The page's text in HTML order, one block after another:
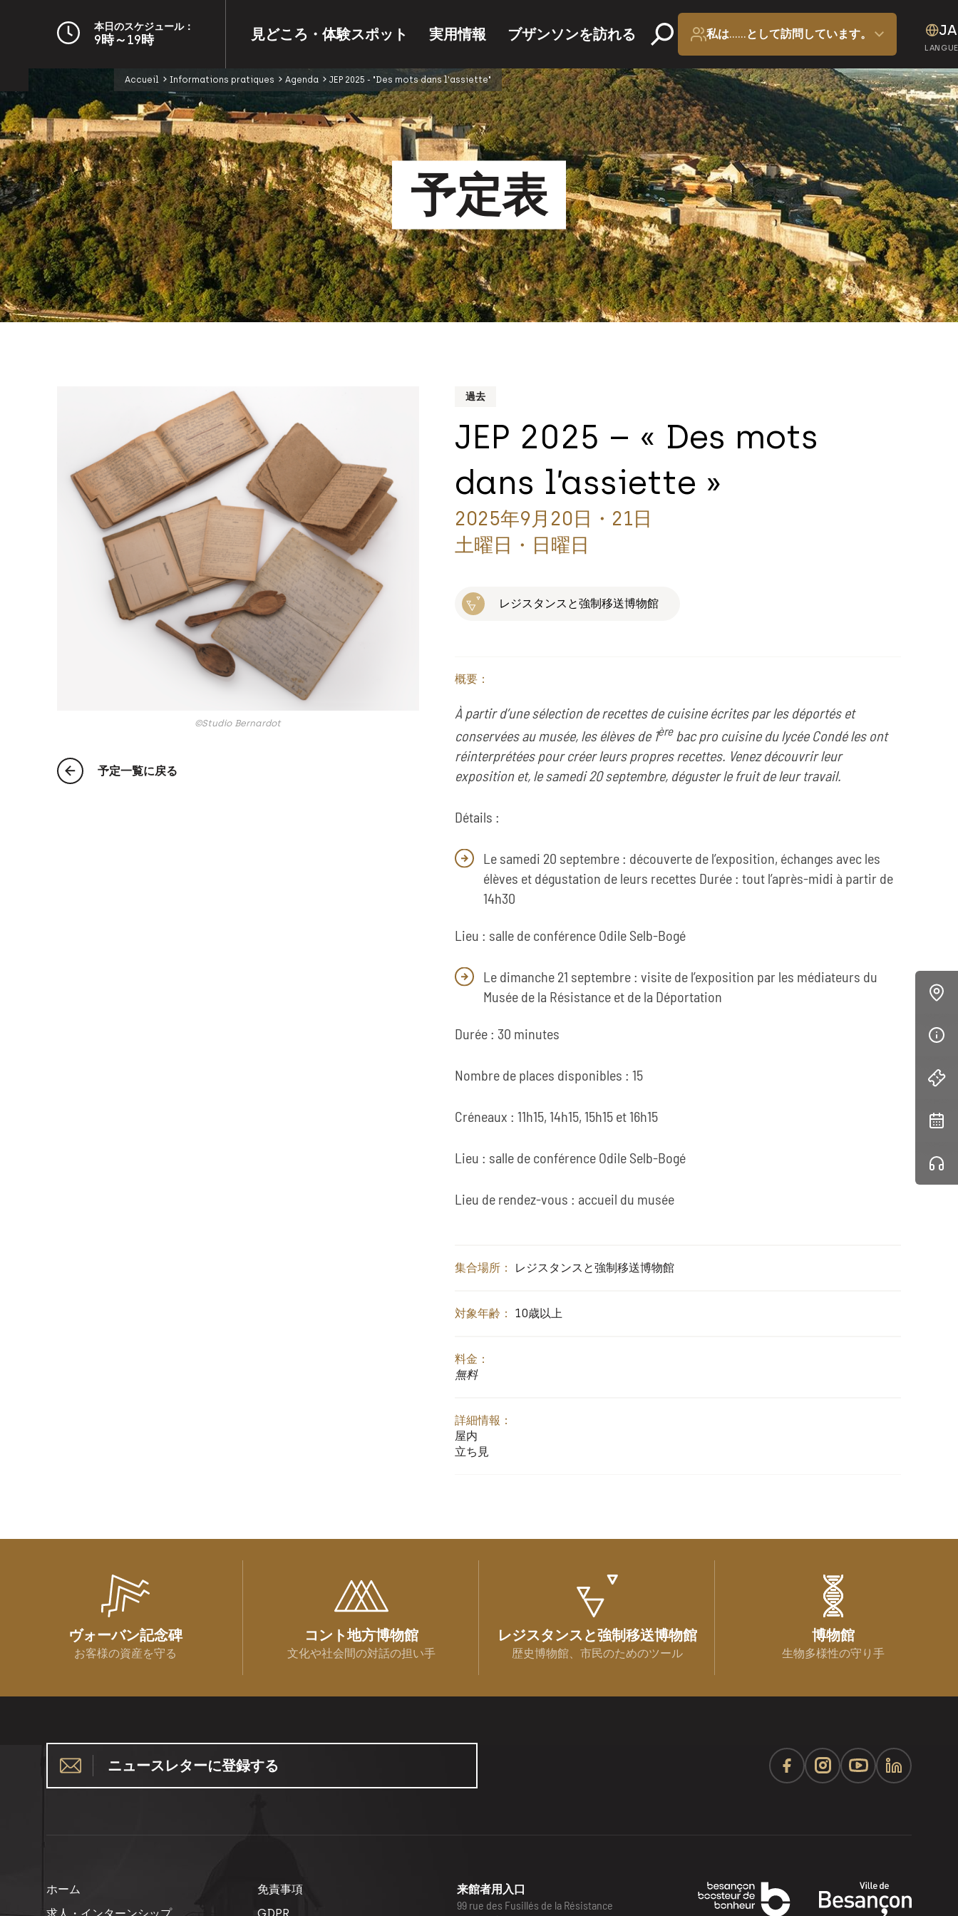
本日のスケジュール：
9時～19時
JA
見どころ・体験スポット 実用情報 ブザンソンを訪れる 私は……として訪問しています。
Accueil Informations pratiques Agenda JEP 2025 - "Des mots dans l'assiette"
予定表
©Studio Bernardot
予定一覧に戻る
過去
JEP 2025 – « Des mots
dans l’assiette »
2025年9月20日・21日
土曜日・日曜日
レジスタンスと強制移送博物館
概要：
À partir d’une sélection de recettes de cuisine écrites par les déportés et
conservées au musée, les élèves de 1èrebac pro cuisine du lycée Condé les ont
réinterprétées pour créer leurs propres recettes. Venez découvrir leur
exposition et, le samedi 20 septembre, déguster le fruit de leur travail.
Détails :
Le samedi 20 septembre : découverte de l’exposition, échanges avec les
élèves et dégustation de leurs recettes Durée : tout l’après-midi à partir de
14h30
Lieu : salle de conférence Odile Selb-Bogé
Le dimanche 21 septembre : visite de l’exposition par les médiateurs du
Musée de la Résistance et de la Déportation
Durée : 30 minutes
Nombre de places disponibles : 15
Créneaux : 11h15, 14h15, 15h15 et 16h15
Lieu : salle de conférence Odile Selb-Bogé
Lieu de rendez-vous : accueil du musée
集合場所： レジスタンスと強制移送博物館
対象年齢： 10歳以上
料金：
無料
詳細情報：
屋内
立ち見
ヴォーバン記念碑
お客様の資産を守る
コント地方博物館
文化や社会間の対話の担い手
レジスタンスと強制移送博物館
歴史博物館、市民のためのツール
博物館
生物多様性の守り手
ニュースレターに登録する
ホーム
免責事項
来館者用入口
99 rue des Fusillés de la Résistance